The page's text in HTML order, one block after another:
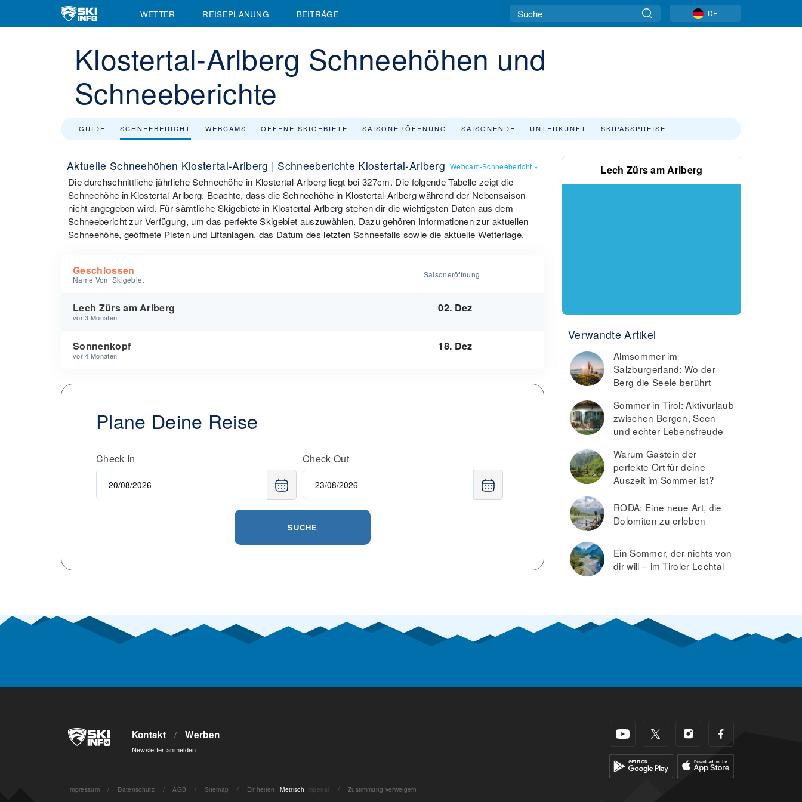
WETTER REISEPLANUNG BEITRÄGE DE
Klostertal-Arlberg Schneehöhen und
Schneeberichte
GUIDE SCHNEEBERICHT WEBCAMS OFFENE SKIGEBIETE SAISONERÖFFNUNG SAISONENDE UNTERKUNFT SKIPASSPREISE
Aktuelle Schneehöhen Klostertal-Arlberg | Schneeberichte Klostertal-Arlberg Webcam-Schneebericht »
Die durchschnittliche jährliche Schneehöhe in Klostertal-Arlberg liegt bei 327cm. Die folgende Tabelle zeigt die
Schneehöhe in Klostertal-Arlberg. Beachte, dass die Schneehöhe in Klostertal-Arlberg während der Nebensaison
nicht angegeben wird. Für sämtliche Skigebiete in Klostertal-Arlberg stehen dir die wichtigsten Daten aus dem
Schneebericht zur Verfügung, um das perfekte Skigebiet auszuwählen. Dazu gehören Informationen zur aktuellen
Schneehöhe, geöffnete Pisten und Liftanlagen, das Datum des letzten Schneefalls sowie die aktuelle Wetterlage.
Geschlossen
Name Vom Skigebiet
Saisoneröffnung
Lech Zürs am Arlberg
vor 3 Monaten
02. Dez
Sonnenkopf
vor 4 Monaten
18. Dez
Plane Deine Reise
Check In Check Out
SUCHE
Lech Zürs am Arlberg
Verwandte Artikel
Almsommer im
Salzburgerland: Wo der
Berg die Seele berührt
Sommer in Tirol: Aktivurlaub
zwischen Bergen, Seen
und echter Lebensfreude
Warum Gastein der
perfekte Ort für deine
Auszeit im Sommer ist?
RODA: Eine neue Art, die
Dolomiten zu erleben
Ein Sommer, der nichts von
dir will – im Tiroler Lechtal
Kontakt / Werben
Newsletter anmelden
Impressum / Datenschutz / AGB / Sitemap / Einheiten : Metrisch Imperial / Zustimmung verweigern